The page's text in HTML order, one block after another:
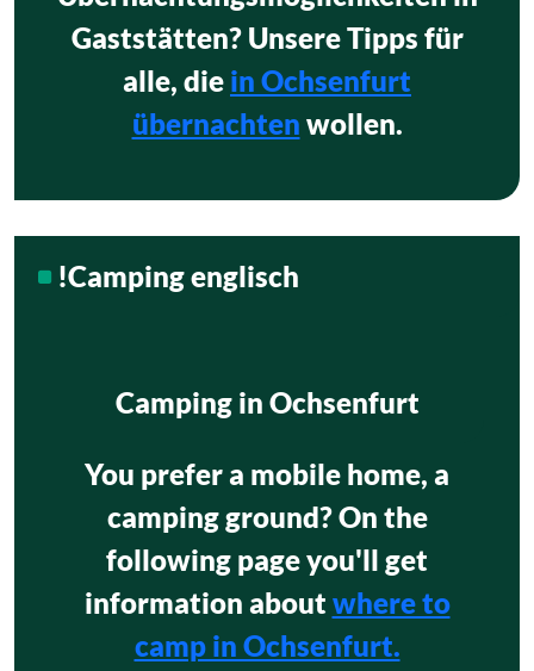
Gaststätten? Unsere Tipps für
alle, die in Ochsenfurt
übernachten wollen.
!Camping englisch
Camping in Ochsenfurt
You prefer a mobile home, a
camping ground? On the
following page you'll get
information about where to
camp in Ochsenfurt.